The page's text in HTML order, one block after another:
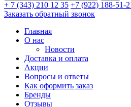
+ 7 (343) 210 12 35 +7 (922) 188-51-
Заказать обратный звонок
Главная
О нас
Новости
Доставка и оплата
Акции
Вопросы и ответы
Как оформить заказ
Бренды
Отзывы